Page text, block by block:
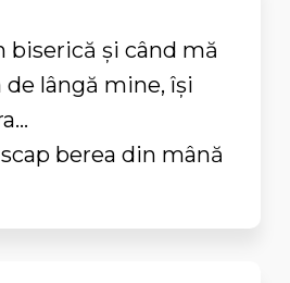
biserică și când mă
de lângă mine, își
berea din mână